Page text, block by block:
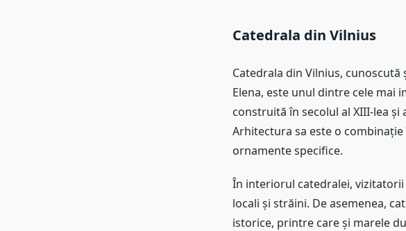
Catedrala din Vilnius
Catedrala din Vilnius, cunoscută
Elena, este unul dintre cele mai
construită în secolul al XIII-lea
Arhitectura sa este o
ornamente specifice.
În interiorul catedralei,
locali și străini. De asemenea,
istorice, printre care și marele